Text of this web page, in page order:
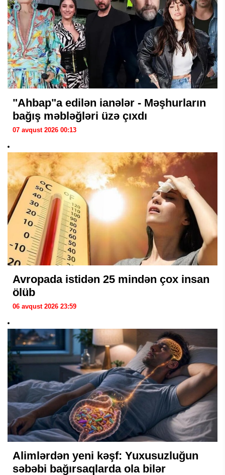
"Ahbap"a edilən ianələr - Məşhurların
bağış məbləğləri üzə çıxdı
07 avqust 2026 00:13
Avropada istidən 25 mindən çox insan
ölüb
06 avqust 2026 23:59
Alimlərdən yeni kəşf: Yuxusuzluğun
səbəbi bağırsaqlarda ola bilər